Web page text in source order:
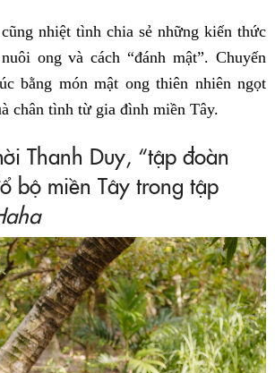
nhiệt tình chia sẻ những kiến thức
ong và cách “đánh mật”. Chuyến
bằng món mật ong thiên nhiên ngọt
chân tình từ gia đình miền Tây.
Thanh Duy, “tập đoàn
bộ miền Tây trong tập